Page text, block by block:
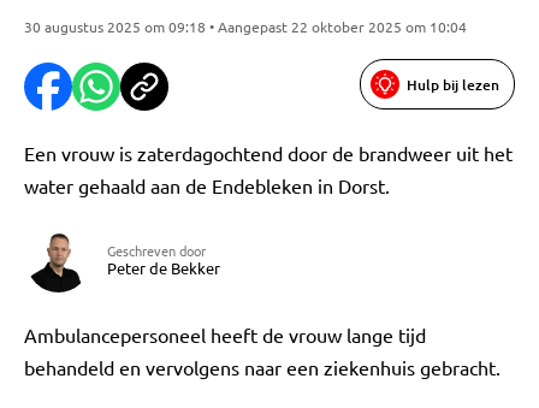
30 augustus 2025 om 09:18 • Aangepast 22 oktober 2025 om 10:04
Hulp bij lezen
Een vrouw is zaterdagochtend door de brandweer uit het
water gehaald aan de Endebleken in Dorst.
Geschreven door
Peter de Bekker
Ambulancepersoneel heeft de vrouw lange tijd
behandeld en vervolgens naar een ziekenhuis gebracht.